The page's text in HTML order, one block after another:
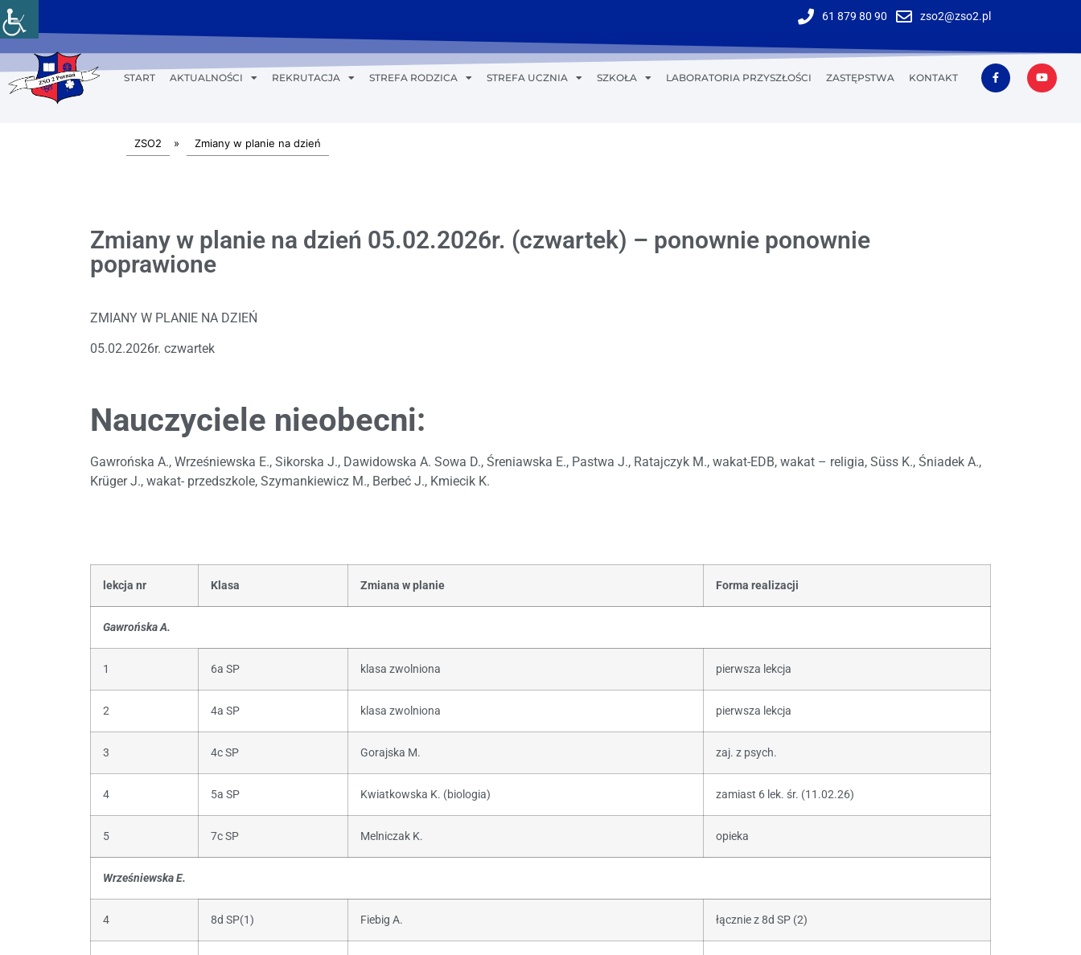
61 879 80 90 zso2@zso2.pl
START AKTUALNOŚCI REKRUTACJA STREFA RODZICA STREFA UCZNIA SZKOŁA LABORATORIA PRZYSZŁOŚCI ZASTĘPSTWA KONTAKT
ZSO2 » Zmiany w planie na dzień
Zmiany w planie na dzień 05.02.2026r. (czwartek) – ponownie ponownie
poprawione
ZMIANY W PLANIE NA DZIEŃ
05.02.2026r. czwartek
Nauczyciele nieobecni:
Gawrońska A., Wrześniewska E., Sikorska J., Dawidowska A. Sowa D., Śreniawska E., Pastwa J., Ratajczyk M., wakat-EDB, wakat – religia, Süss K., Śniadek A.,
Krüger J., wakat- przedszkole, Szymankiewicz M., Berbeć J., Kmiecik K.
lekcja nr Klasa Zmiana w planie Forma realizacji
Gawrońska A.
1 6a SP klasa zwolniona pierwsza lekcja
2 4a SP klasa zwolniona pierwsza lekcja
3 4c SP Gorajska M. zaj. z psych.
4 5a SP Kwiatkowska K. (biologia) zamiast 6 lek. śr. (11.02.26)
5 7c SP Melniczak K. opieka
Wrześniewska E.
4 8d SP(1) Fiebig A. łącznie z 8d SP (2)